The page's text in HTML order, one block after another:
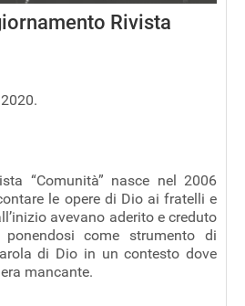
Rivista
“Comunità” nasce nel 2006
le opere di Dio ai fratelli e
avevano aderito e creduto
come strumento di
di Dio in un contesto dove
mancante.